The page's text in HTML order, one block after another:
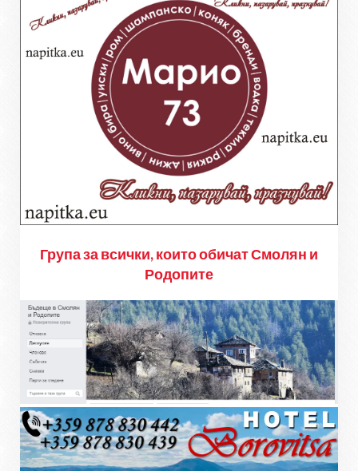
Група за всички, които обичат Смолян и
Родопите